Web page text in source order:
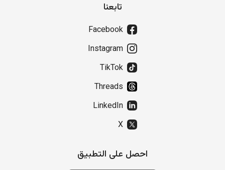
تابعنا
Facebook
Instagram
TikTok
Threads
LinkedIn
X
احصل على التطبيق